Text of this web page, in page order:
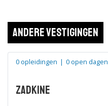
Andere vestigingen
0 opleidingen | 0 open dagen
Zadkine